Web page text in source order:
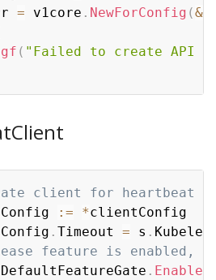
= v1core . NewForConfig (&
( "Failed to create API
client for heartbeat
:= *clientConfig
. Timeout = s .
feature is enabled,
DefaultFeatureGate . Enabled